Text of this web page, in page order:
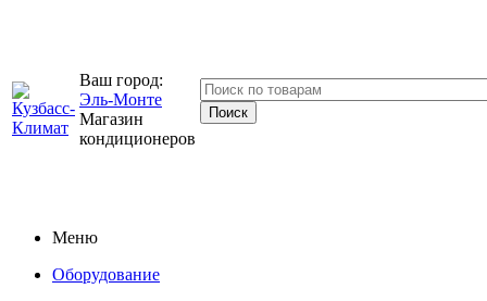
Ваш город:
Эль-Монте
Магазин
кондиционеров
Меню
Оборудование